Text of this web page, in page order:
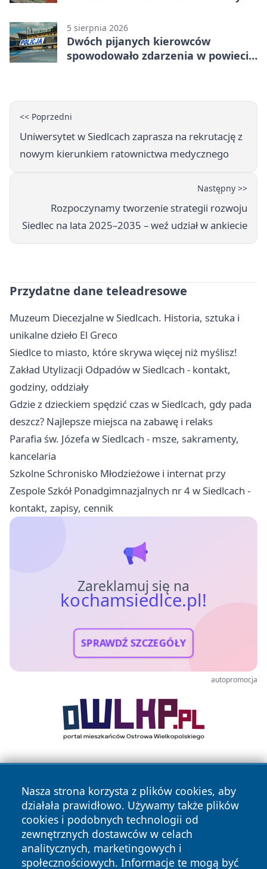
5 sierpnia 2026
Dwóch pijanych kierowców
spowodowało zdarzenia w powiecie
<< Poprzedni
Uniwersytet w Siedlcach zaprasza na rekrutację z
nowym kierunkiem ratownictwa medycznego
Następny >>
Rozpoczynamy tworzenie strategii rozwoju
Siedlec na lata 2025–2035 – weź udział w ankiecie
Przydatne dane teleadresowe
Muzeum Diecezjalne w Siedlcach. Historia, sztuka i
unikalne dzieło El Greco
Siedlce to miasto, które skrywa więcej niż myślisz!
Zakład Utylizacji Odpadów w Siedlcach - kontakt,
godziny, oddziały
Gdzie z dzieckiem spędzić czas w Siedlcach, gdy pada
deszcz? Najlepsze miejsca na zabawę i relaks
Parafia św. Józefa w Siedlcach - msze, sakramenty,
kancelaria
Szkolne Schronisko Młodzieżowe i internat przy
Zespole Szkół Ponadgimnazjalnych nr 4 w Siedlcach -
kontakt, zapisy, cennik
Zareklamuj się na
kochamsiedlce.pl!
SPRAWDŹ SZCZEGÓŁY
autopromocja
Nasza strona korzysta z plików cookies, aby
działała prawidłowo. Używamy także plików
cookies i podobnych technologii od
zewnętrznych dostawców w celach
analitycznych, marketingowych i
społecznościowych. Informacje te mogą być
Copyright © 2026 kochamsiedlce.pl Wszystkie prawa
zastrzeżone.